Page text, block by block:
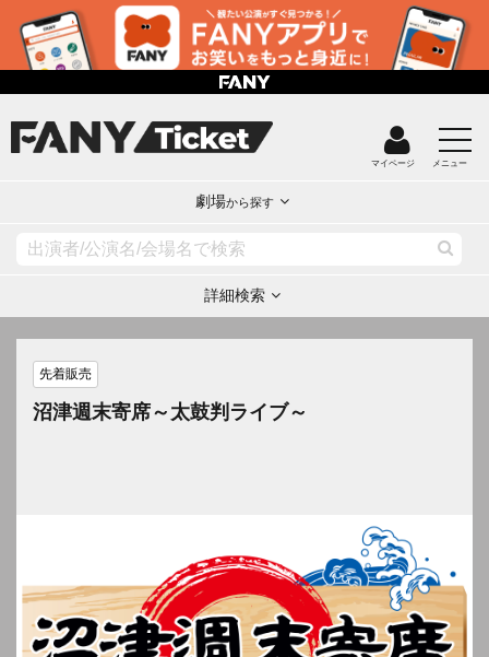
マイページ メニュー
劇場から探す
詳細検索
先着販売
沼津週末寄席～太鼓判ライブ～